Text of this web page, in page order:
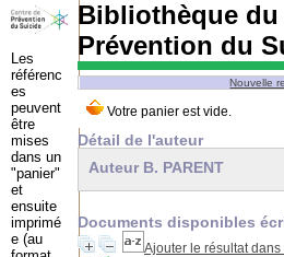
Bibliothèque du
Prévention du
Nouvelle
Détail de l'auteur
Auteur B. PARENT
Documents disponibles
Ajouter le résultat
Les
référenc
es
peuvent
être
mises
dans un
"panier"
et
ensuite
imprimé
e (au